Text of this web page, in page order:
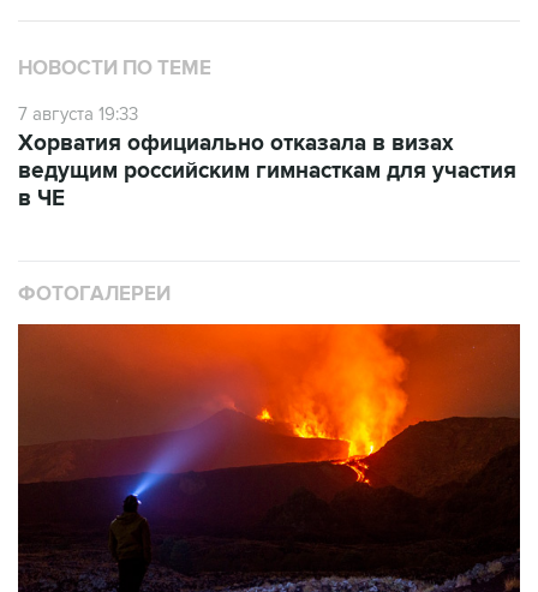
НОВОСТИ ПО ТЕМЕ
7 августа 19:33
Хорватия официально отказала в визах
ведущим российским гимнасткам для участия
в ЧЕ
ФОТОГАЛЕРЕИ